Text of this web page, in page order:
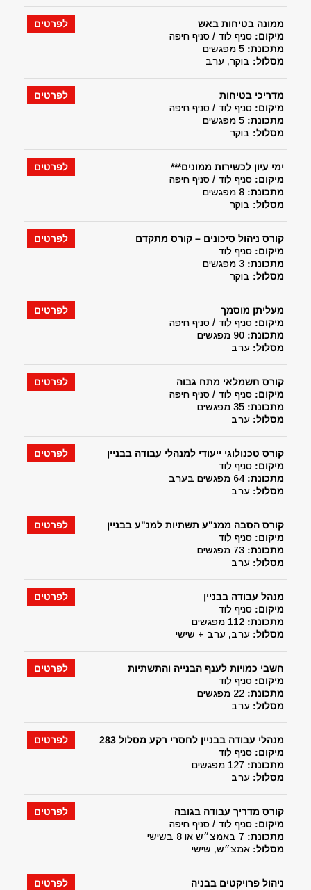
ממונה בטיחות באש
מיקום: סניף לוד / סניף חיפה
מתכונת:
מסלול: בוקר, ערב
לפרטים
מדריכי בטיחות
מיקום: סניף לוד / סניף חיפה
מתכונת:
מסלול: בוקר
לפרטים
ימי עיון לכשירות ממונים***
מיקום: סניף לוד / סניף חיפה
מתכונת:
מסלול: בוקר
לפרטים
קורס ניהול סיכונים – קורס מתקדם
מיקום: סניף לוד
מתכונת:
מסלול: בוקר
לפרטים
מעליתן מוסמך
מיקום: סניף לוד / סניף חיפה
מתכונת:
מסלול: ערב
לפרטים
קורס חשמלאי מתח גבוה
מיקום: סניף לוד / סניף חיפה
מתכונת:
מסלול: ערב
לפרטים
קורס טכנולוגי ייעודי למנהלי עבודה בבניין
מיקום: סניף לוד
מתכונת:
מסלול: ערב
לפרטים
קורס הסבה ממנ"ע תשתיות למנ"ע בבניין
מיקום: סניף לוד
מתכונת:
מסלול: ערב
לפרטים
מנהל עבודה בבניין
מיקום: סניף לוד
מתכונת:
מסלול: ערב, ערב + שישי
לפרטים
חשבי כמויות לענף הבנייה והתשתיות
מיקום: סניף לוד
מתכונת:
מסלול: ערב
לפרטים
מנהלי עבודה בבניין לחסרי רקע מסלול 283
מיקום: סניף לוד
מתכונת:
מסלול: ערב
לפרטים
קורס מדריך עבודה בגובה
מיקום: סניף לוד / סניף חיפה
מתכונת:
מסלול: אמצ״ש, שישי
לפרטים
ניהול פרויקטים בבניה לפרטים